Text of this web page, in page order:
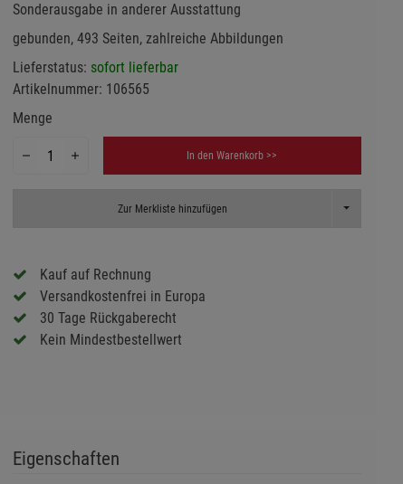
Sonderausgabe in anderer Ausstattung
gebunden, 493 Seiten, zahlreiche Abbildungen
Lieferstatus: sofort lieferbar
Artikelnummer: 106565
Menge
In den Warenkorb >>
Zur Merkliste hinzufügen Toggle
Kauf auf Rechnung
Versandkostenfrei in Europa
30 Tage Rückgaberecht
Kein Mindestbestellwert
Eigenschaften